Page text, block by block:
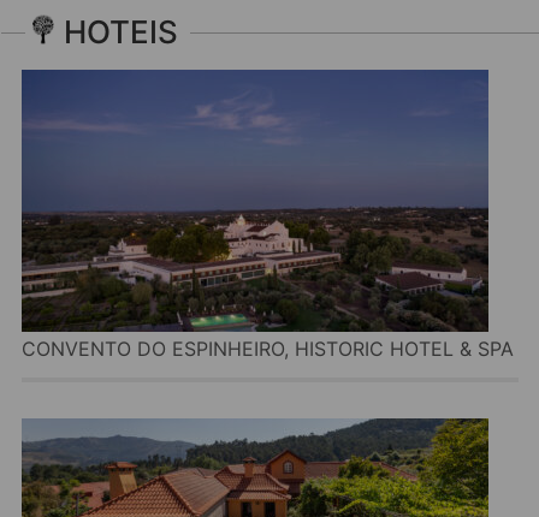
HOTEIS
CONVENTO DO ESPINHEIRO, HISTORIC HOTEL & SPA